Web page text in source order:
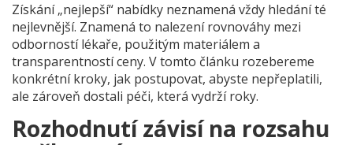
Získání „nejlepší“ nabídky neznamená vždy hledání té
nejlevnější. Znamená to nalezení rovnováhy mezi
odborností lékaře, použitým materiálem a
transparentností ceny. V tomto článku rozebereme
konkrétní kroky, jak postupovat, abyste nepřeplatili,
ale zároveň dostali péči, která vydrží roky.
Rozhodnutí závisí na rozsahu